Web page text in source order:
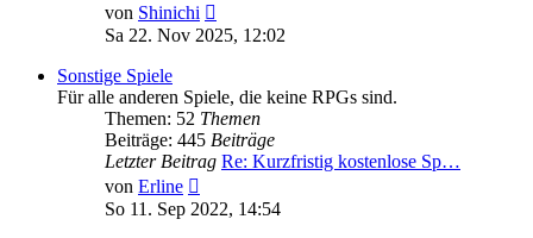
von Shinichi
Beitrag
Sa 22. Nov 2025, 12:02
Sonstige Spiele
Für alle anderen Spiele, die keine RPGs sind.
Themen: 52 Themen
Beiträge: 445 Beiträge
Letzter Beitrag Re: Kurzfristig kostenlose Sp…
von Erline
Beitrag
So 11. Sep 2022, 14:54